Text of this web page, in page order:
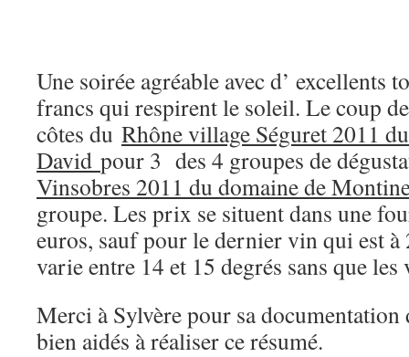
Une soirée agréable avec d’ excellents
francs qui respirent le soleil. Le coup
côtes du Rhône village Séguret 2011
David pour 3 des 4 groupes de
Vinsobres 2011 du domaine de
groupe. Les prix se situent dans une
euros, sauf pour le dernier vin qui est à
varie entre 14 et 15 degrés sans que
Merci à Sylvère pour sa documentation
bien aidés à réaliser ce résumé.